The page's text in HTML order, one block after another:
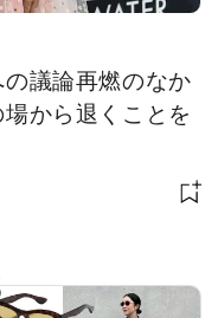
議論再燃のなか
から退くことを